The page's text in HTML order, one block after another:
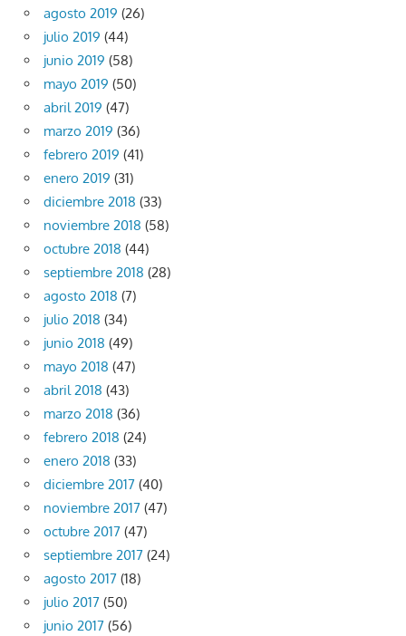
agosto 2019 (26)
julio 2019 (44)
junio 2019 (58)
mayo 2019 (50)
abril 2019 (47)
marzo 2019 (36)
febrero 2019 (41)
enero 2019 (31)
diciembre 2018 (33)
noviembre 2018 (58)
octubre 2018 (44)
septiembre 2018 (28)
agosto 2018 (7)
julio 2018 (34)
junio 2018 (49)
mayo 2018 (47)
abril 2018 (43)
marzo 2018 (36)
febrero 2018 (24)
enero 2018 (33)
diciembre 2017 (40)
noviembre 2017 (47)
octubre 2017 (47)
septiembre 2017 (24)
agosto 2017 (18)
julio 2017 (50)
junio 2017 (56)